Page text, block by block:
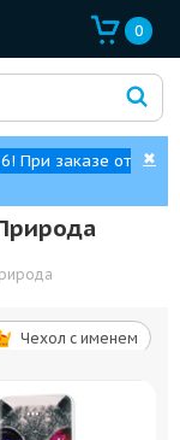
0
При заказе от
✖
Чехол c именем